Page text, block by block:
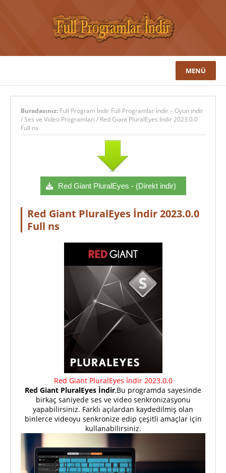
MENÜ
Buradasınız: Full Program İndir Full Programlar İndir – Oyun indir
/Ses ve Video Programları / Red Giant PluralEyes İndir 2023.0.0
Full ns
Red Giant PluralEyes - (Direkt indir)
Red Giant PluralEyes İndir 2023.0.0
Full ns
Red Giant PluralEyes İndir 2023.0.0
Red Giant PluralEyes İndir,Bu programda sayesinde
birkaç saniyede ses ve video senkronizasyonu
yapabilirsiniz. Farklı açılardan kaydedilmiş olan
binlerce videoyu senkronize edip çeşitli amaçlar için
kullanabilirsiniz.